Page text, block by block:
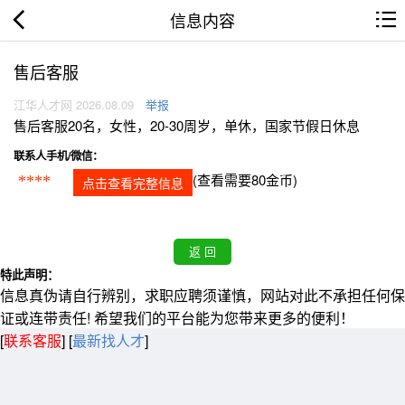
信息内容
售后客服
江华人才网 2026.08.09 举报
售后客服20名，女性，20-30周岁，单休，国家节假日休息
联系人手机/微信：
**** 点击查看完整信息 (查看需要80金币)
特此声明：
信息真伪请自行辨别，求职应聘须谨慎，网站对此不承担任何保
证或连带责任! 希望我们的平台能为您带来更多的便利！
[联系客服] [最新找人才]